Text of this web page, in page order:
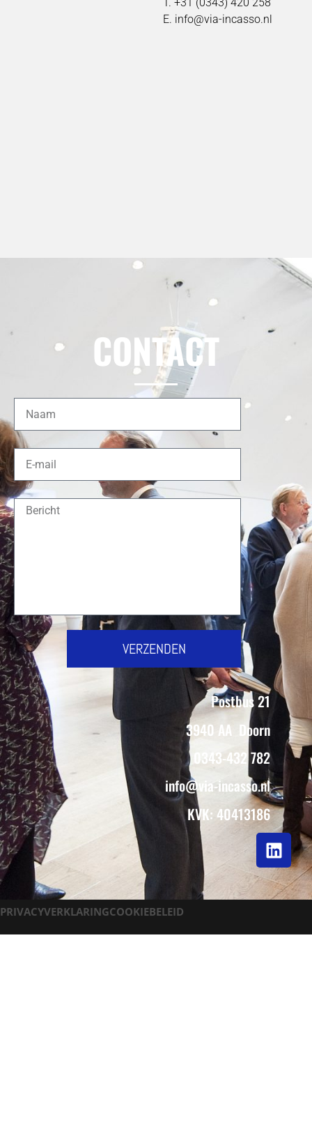
E. info@via-incasso.nl
CONTACT
VERZENDEN
Postbus 21
3940 AA Doorn
0343-432 782
info@via-incasso.nl
KVK: 40413186
PRIVACYVERKLARINGCOOKIEBELEID